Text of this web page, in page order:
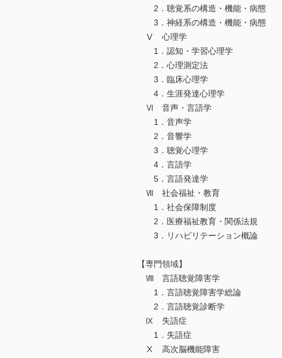
2．聴覚系の構造・機能・病態
3．神経系の構造・機能・病態
Ⅴ 心理学
1．認知・学習心理学
2．心理測定法
3．臨床心理学
4．生涯発達心理学
Ⅵ 音声・言語学
1．音声学
2．音響学
3．聴覚心理学
4．言語学
5．言語発達学
Ⅶ 社会福祉・教育
1．社会保障制度
2．医療福祉教育・関係法規
3．リハビリテーション概論
【専門領域】
Ⅷ 言語聴覚障害学
1．言語聴覚障害学総論
2．言語聴覚診断学
Ⅸ 失語症
1．失語症
Ⅹ 高次脳機能障害